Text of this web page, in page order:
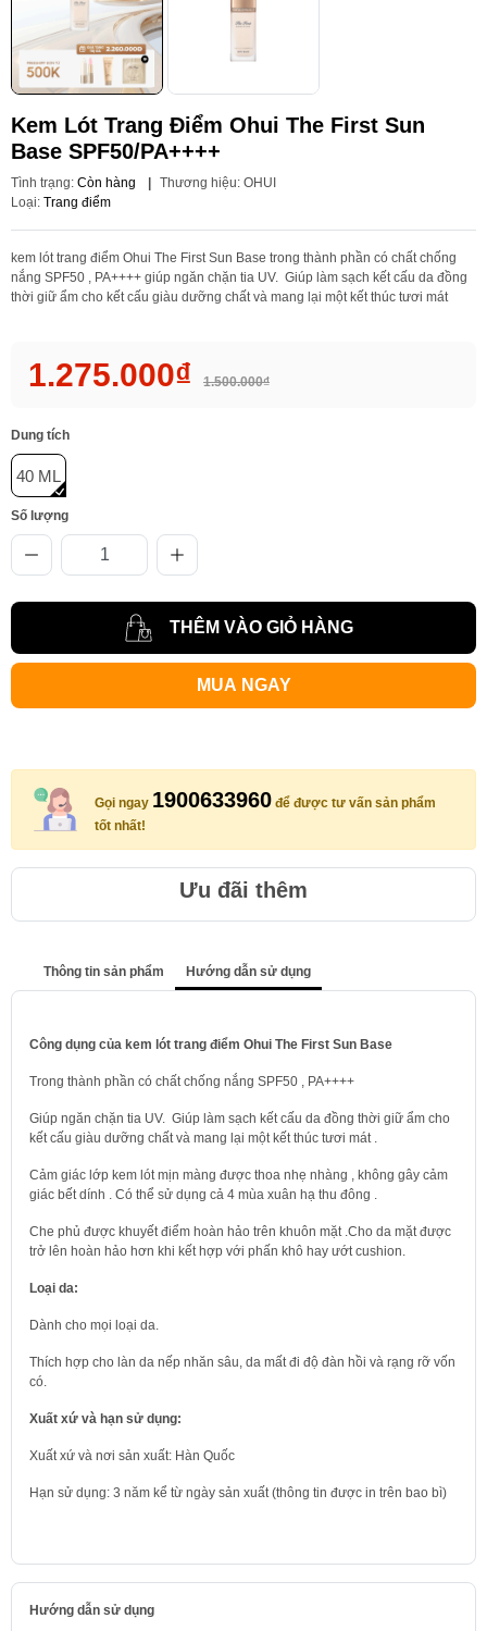
Kem Lót Trang Điểm Ohui The First Sun
Base SPF50/PA++++
Tình trạng: Còn hàng Thương hiệu: OHUI
Loại: Trang điểm
kem lót trang điểm Ohui The First Sun Base trong thành phần có chất chống
nắng SPF50 , PA++++ giúp ngăn chặn tia UV. Giúp làm sạch kết cấu da đồng
thời giữ ẩm cho kết cấu giàu dưỡng chất và mang lại một kết thúc tươi mát
1.275.000₫ 1.500.000₫
Dung tích
40 ML
Số lượng
THÊM VÀO GIỎ HÀNG
MUA NGAY
Gọi ngay 1900633960 để được tư vấn sản phẩm
tốt nhất!
Ưu đãi thêm
Thông tin sản phẩm Hướng dẫn sử dụng
Công dụng của kem lót trang điểm Ohui The First Sun Base
Trong thành phần có chất chống nắng SPF50 , PA++++
Giúp ngăn chặn tia UV. Giúp làm sạch kết cấu da đồng thời giữ ẩm cho
kết cấu giàu dưỡng chất và mang lại một kết thúc tươi mát .
Cảm giác lớp kem lót mịn màng được thoa nhẹ nhàng , không gây cảm
giác bết dính . Có thể sử dụng cả 4 mùa xuân hạ thu đông .
Che phủ được khuyết điểm hoàn hảo trên khuôn mặt .Cho da mặt được
trở lên hoàn hảo hơn khi kết hợp với phấn khô hay ướt cushion.
Loại da:
Dành cho mọi loại da.
Thích hợp cho làn da nếp nhăn sâu, da mất đi độ đàn hồi và rạng rỡ vốn
có.
Xuất xứ và hạn sử dụng:
Xuất xứ và nơi sản xuất: Hàn Quốc
Hạn sử dụng: 3 năm kể từ ngày sản xuất (thông tin được in trên bao bì)
Hướng dẫn sử dụng